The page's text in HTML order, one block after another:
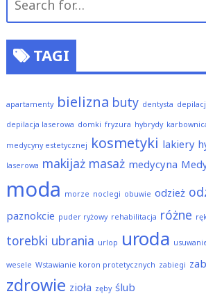
for:
TAGI
apartamenty bielizna buty dentysta
depilacja laserowa domki fryzura hybrydy
medycyny estetycznej kosmetyki lakiery
laserowa makijaż masaż medycyna
moda morze noclegi obuwie odzież
paznokcie puder ryżowy rehabilitacja różne
torebki ubrania urlop uroda
wesele Wstawianie koron protetycznych zabiegi
zdrowie zioła zęby ślub